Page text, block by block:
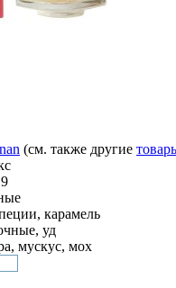
(см. также другие
карамель
уд
мускус, мох